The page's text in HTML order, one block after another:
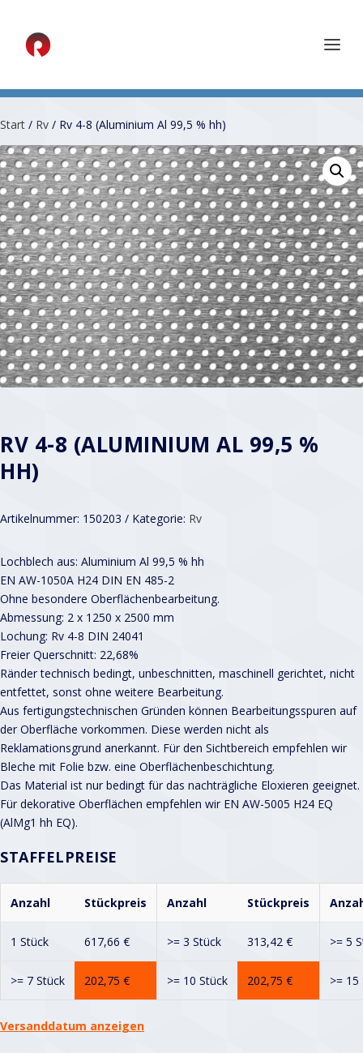
Start / Rv / Rv 4-8 (Aluminium Al 99,5 % hh)
RV 4-8 (ALUMINIUM AL 99,5 %
HH)
Artikelnummer: 150203 Kategorie: Rv
Lochblech aus: Aluminium Al 99,5 % hh
EN AW-1050A H24 DIN EN 485-2
Ohne besondere Oberflächenbearbeitung.
Abmessung: 2 x 1250 x 2500 mm
Lochung: Rv 4-8 DIN 24041
Freier Querschnitt: 22,68%
Ränder technisch bedingt, unbeschnitten, maschinell gerichtet, nicht
entfettet, sonst ohne weitere Bearbeitung.
Aus fertigungstechnischen Gründen können Bearbeitungsspuren auf
der Oberfläche vorkommen. Diese werden nicht als
Reklamationsgrund anerkannt. Für den Sichtbereich empfehlen wir
Bleche mit Folie bzw. eine Oberflächenbeschichtung.
Das Material ist nur bedingt für das nachträgliche Eloxieren geeignet.
Für dekorative Oberflächen empfehlen wir EN AW-5005 H24 EQ
(AlMg1 hh EQ).
STAFFELPREISE
Anzahl Stückpreis Anzahl Stückpreis
1 Stück 617,66 € >= 3 Stück 313,42 € >= 5
>= 7 Stück 202,75 € >= 10 Stück 202,75 € >= 15
Versanddatum anzeigen